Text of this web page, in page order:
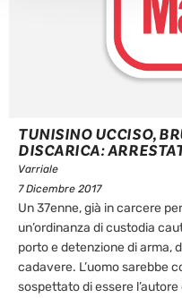
TUNISINO UCCISO,
DISCARICA:
Varriale
7 Dicembre 2017
Un 37enne, già in carcere
un’ordinanza di custodia
porto e detenzione di arma,
cadavere. L’uomo sarebbe
sospettato di essere